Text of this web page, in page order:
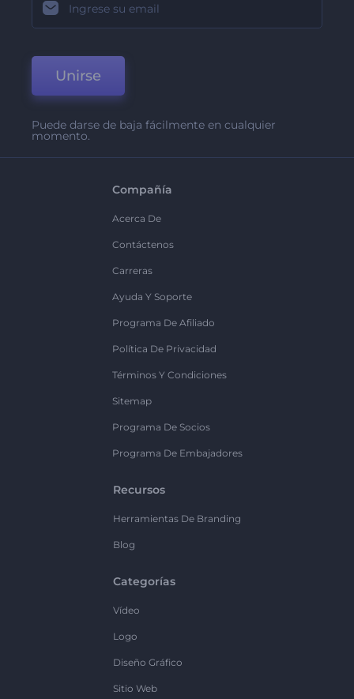
Unirse
Puede darse de baja fácilmente en cualquier
momento.
Compañía
Acerca De
Contáctenos
Carreras
Ayuda Y Soporte
Programa De Afiliado
Política De Privacidad
Términos Y Condiciones
Sitemap
Programa De Socios
Programa De Embajadores
Recursos
Herramientas De Branding
Blog
Categorías
Vídeo
Logo
Diseño Gráfico
Sitio Web